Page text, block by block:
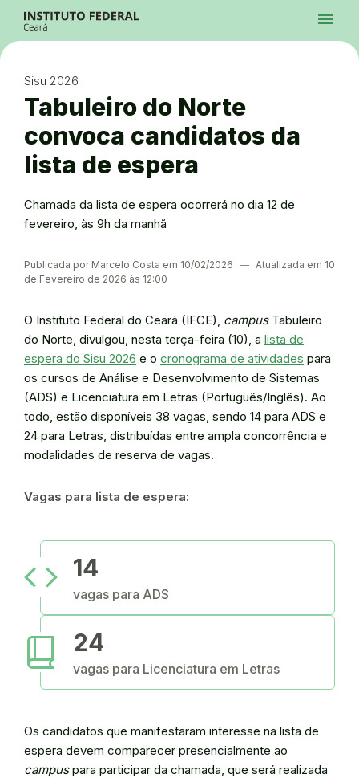
Ir para a busca
Ir para o menu principal
Ir para o conteúdo
Alto Contraste
Login da Área Administrativa
Acessibilidade
menu
InstagramTwitter/XFacebook
Sisu 2026
Tabuleiro do Norte
convoca candidatos da
lista de espera
Chamada da lista de espera ocorrerá no dia 12 de
fevereiro, às 9h da manhã
Publicada por Marcelo Costa em 10/02/2026 ― Atualizada em 10
de Fevereiro de 2026 às 12:00
O Instituto Federal do Ceará (IFCE), campusTabuleiro
do Norte, divulgou, nesta terça-feira (10), a lista de
espera do Sisu 2026 e o cronograma de atividades para
os cursos de Análise e Desenvolvimento de Sistemas
(ADS) e Licenciatura em Letras (Português/Inglês). Ao
todo, estão disponíveis 38 vagas, sendo 14 para ADS e
24 para Letras, distribuídas entre ampla concorrência e
modalidades de reserva de vagas.
Vagas para lista de espera:
vagas para ADS
code 14
vagas para Licenciatura em Letras
book_2 24
Os candidatos que manifestaram interesse na lista de
espera devem comparecer presencialmente ao
campuspara participar da chamada, que será realizada